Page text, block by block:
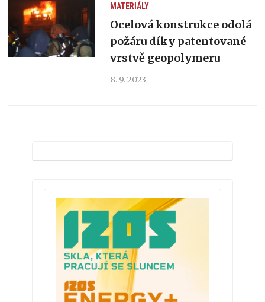
MATERIÁLY
Ocelová konstrukce odolá
požáru díky patentované
vrstvě geopolymeru
8. 9. 2023